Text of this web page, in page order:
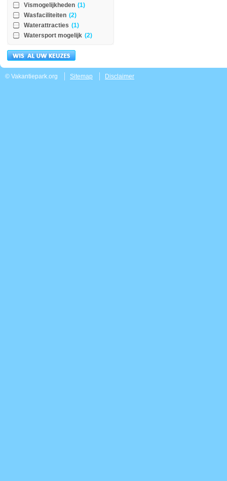
Vismogelijkheden (1)
Wasfaciliteiten (2)
Waterattracties (1)
Watersport mogelijk (2)
© Vakantiepark.org Sitemap Disclaimer